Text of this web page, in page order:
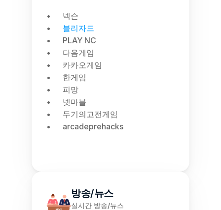
넥슨
블리자드
PLAY NC
다음게임
카카오게임
한게임
피망
넷마블
두기의고전게임
arcadeprehacks
방송/뉴스
실시간 방송/뉴스